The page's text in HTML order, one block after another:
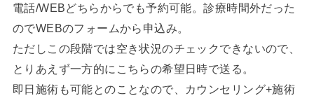
電話/WEBどちらからでも予約可能。診療時間外だった
のでWEBのフォームから申込み。
ただしこの段階では空き状況のチェックできないので、
とりあえず一方的にこちらの希望日時で送る。
即日施術も可能とのことなので、カウンセリング+施術